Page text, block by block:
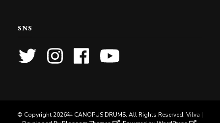
SNS
© Copyright 2026年 CANOPUS DRUMS. All Rights Reserved. Vilva |